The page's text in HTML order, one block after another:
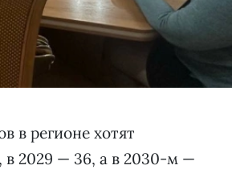
в регионе хотят
в 2029 — 36, а в 2030-м —